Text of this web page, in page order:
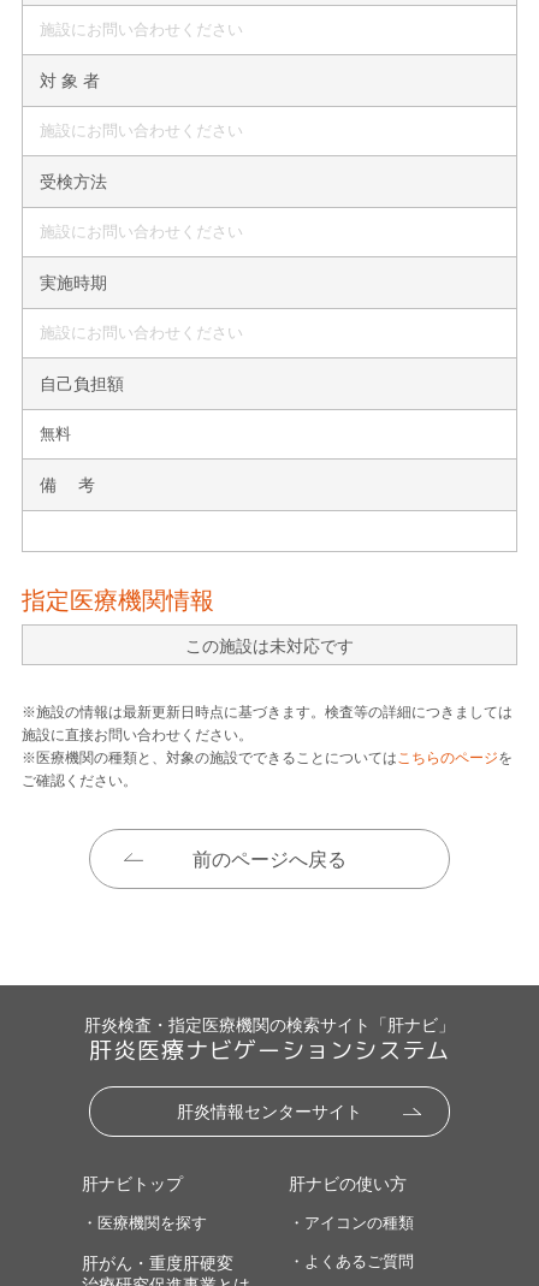
施設にお問い合わせください
対 象 者
施設にお問い合わせください
受検方法
施設にお問い合わせください
実施時期
施設にお問い合わせください
自己負担額
無料
備 考
指定医療機関情報
この施設は未対応です
※施設の情報は最新更新日時点に基づきます。検査等の詳細につきましては
施設に直接お問い合わせください。
※医療機関の種類と、対象の施設でできることについてはこちらのページを
ご確認ください。
前のページへ戻る
肝炎検査・指定医療機関の検索サイト「肝ナビ」
肝炎医療ナビゲーションシステム
肝炎情報センターサイト
肝ナビトップ
・医療機関を探す
肝がん・重度肝硬変
肝ナビの使い方
・アイコンの種類
・よくあるご質問